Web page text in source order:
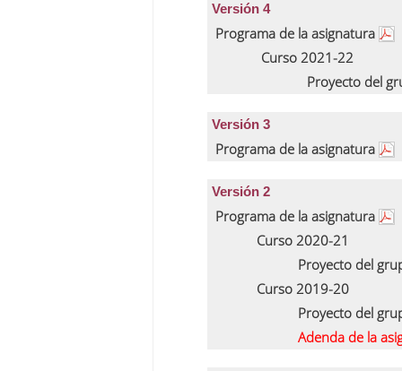
Versión 4
Programa de la asignatura
Curso 2021-22
Proyecto del
Versión 3
Programa de la asignatura
Versión 2
Programa de la asignatura
Curso 2020-21
Proyecto del
Curso 2019-20
Proyecto del
Adenda de la